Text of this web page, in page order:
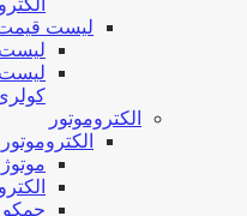
لیست قیمت
لیست
لیست
الکتروموتور
جمکو